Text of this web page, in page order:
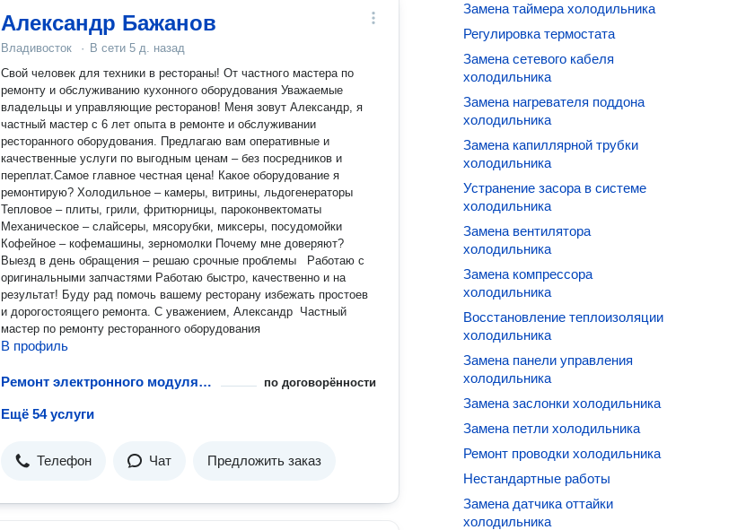
Александр Бажанов
Владивосток · В сети 5 д. назад
Свой человек для техники в рестораны! От частного мастера по
ремонту и обслуживанию кухонного оборудования Уважаемые
владельцы и управляющие ресторанов! Меня зовут Александр, я
частный мастер с 6 лет опыта в ремонте и обслуживании
ресторанного оборудования. Предлагаю вам оперативные и
качественные услуги по выгодным ценам – без посредников и
переплат.Самое главное честная цена! Какое оборудование я
ремонтирую? Холодильное – камеры, витрины, льдогенераторы
Тепловое – плиты, грили, фритюрницы, пароконвектоматы
Механическое – слайсеры, мясорубки, миксеры, посудомойки
Кофейное – кофемашины, зерномолки Почему мне доверяют?
Выезд в день обращения – решаю срочные проблемы Работаю с
оригинальными запчастями Работаю быстро, качественно и на
результат! Буду рад помочь вашему ресторану избежать простоев
и дорогостоящего ремонта. С уважением, Александр Частный
мастер по ремонту ресторанного оборудования
В профиль
Ремонт электронного модуля управления по договорённости
Ещё 54 услуги
Телефон Чат Предложить заказ
Замена таймера холодильника
Регулировка термостата
Замена сетевого кабеля
холодильника
Замена нагревателя поддона
холодильника
Замена капиллярной трубки
холодильника
Устранение засора в системе
холодильника
Замена вентилятора
холодильника
Замена компрессора
холодильника
Восстановление теплоизоляции
холодильника
Замена панели управления
холодильника
Замена заслонки холодильника
Замена петли холодильника
Ремонт проводки холодильника
Нестандартные работы
Замена датчика оттайки
холодильника